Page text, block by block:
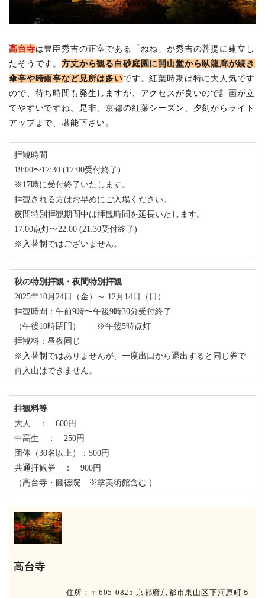
高台寺は豊臣秀吉の正室である「ねね」が秀吉の菩提に建立し
たそうです。方丈から観る白砂庭園に開山堂から臥龍廊が続き
傘亭や時雨亭など見所は多いです。紅葉時期は特に大人気です
ので、待ち時間も発生しますが、アクセスが良いので計画が立
てやすいですね。是非、京都の紅葉シーズン、夕刻からライト
アップまで、堪能下さい。
拝観時間
19:00〜17:30 (17:00受付終了)
※17時に受付終了いたします。
拝観される方はお早めにご入場ください。
夜間特別拝観期間中は拝観時間を延長いたします。
17:00点灯〜22:00 (21:30受付終了)
※入替制ではございません。
秋の特別拝観・夜間特別拝観
2025年10月24日（金）～ 12月14日（日）
拝観時間：午前9時〜午後9時30分受付終了
（午後10時閉門） ※午後5時点灯
拝観料：昼夜同じ
※入替制ではありませんが、一度出口から退出すると同じ券で
再入山はできません。
拝観料等
大人 ： 600円
中高生 ： 250円
団体（30名以上）：500円
共通拝観券 ： 900円
（高台寺・圓徳院 ※掌美術館含む )
高台寺
住所：〒605-0825 京都府京都市東山区下河原町５